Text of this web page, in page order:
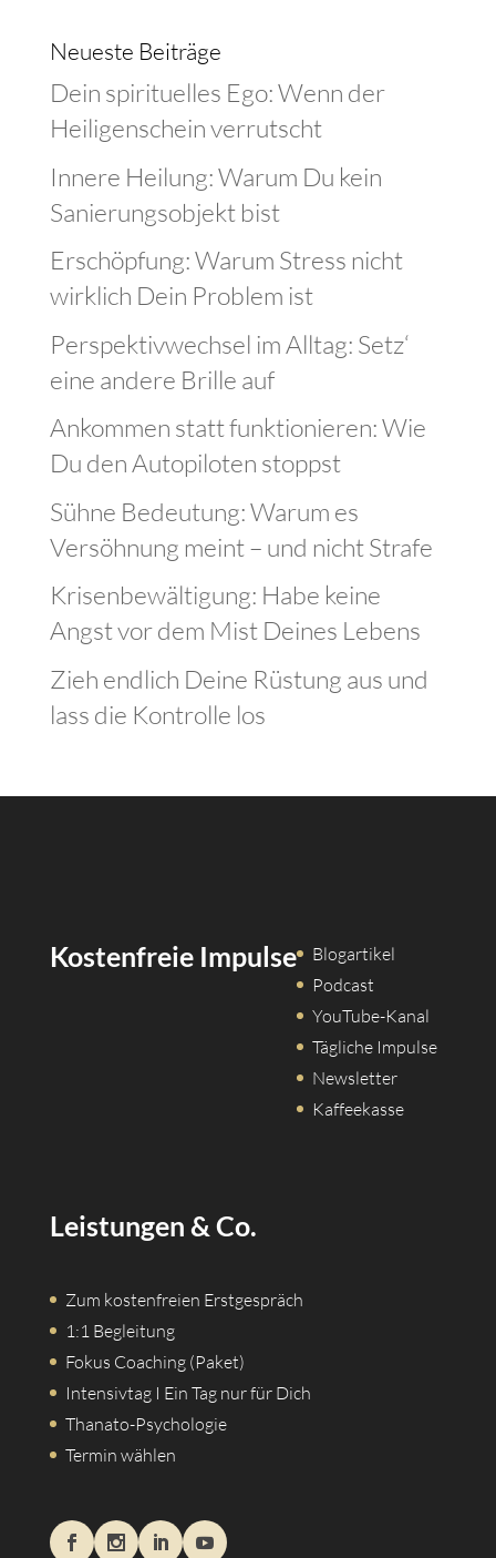
Neueste Beiträge
Dein spirituelles Ego: Wenn der
Heiligenschein verrutscht
Innere Heilung: Warum Du kein
Sanierungsobjekt bist
Erschöpfung: Warum Stress nicht
wirklich Dein Problem ist
Perspektivwechsel im Alltag: Setz‘
eine andere Brille auf
Ankommen statt funktionieren: Wie
Du den Autopiloten stoppst
Sühne Bedeutung: Warum es
Versöhnung meint – und nicht Strafe
Krisenbewältigung: Habe keine
Angst vor dem Mist Deines Lebens
Zieh endlich Deine Rüstung aus und
lass die Kontrolle los
Kostenfreie Impulse
Blogartikel
Podcast
YouTube-Kanal
Tägliche Impulse
Newsletter
Kaffeekasse
Leistungen & Co.
Zum kostenfreien Erstgespräch
1:1 Begleitung
Fokus Coaching (Paket)
Intensivtag I Ein Tag nur für Dich
Thanato-Psychologie
Termin wählen